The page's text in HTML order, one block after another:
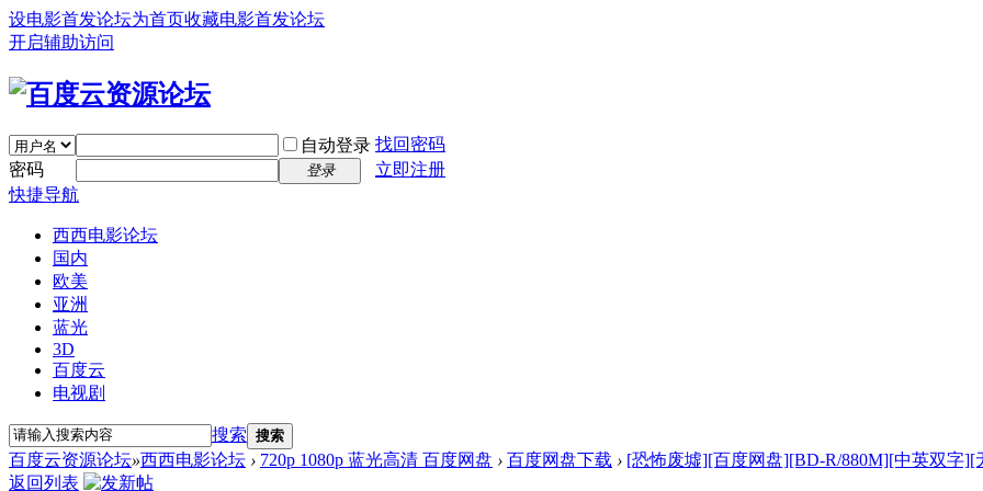
设电影首发论坛为首页收藏电影首发论坛
开启辅助访问
自动登录 找回密码
密码
登录
立即注册
快捷导航
西西电影论坛
国内
欧美
亚洲
蓝光
3D
百度云
电视剧
搜索 搜索
百度云资源论坛»西西电影论坛 › 720p 1080p 蓝光高清 百度网盘 › 百度网盘下载 › [恐怖废墟][百度网盘][BD-R/880M][中英双字][
返回列表